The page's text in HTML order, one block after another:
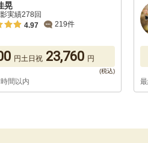
晃
実績278回
4.97
219件
円土日祝 23,760 円
間以内